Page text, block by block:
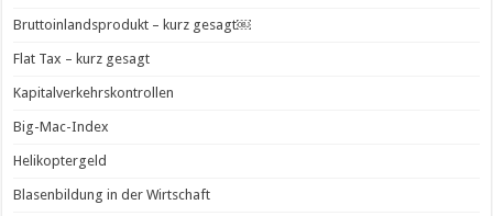
Bruttoinlandsprodukt – kurz gesagt￼
Flat Tax – kurz gesagt
Kapitalverkehrskontrollen
Big-Mac-Index
Helikoptergeld
Blasenbildung in der Wirtschaft